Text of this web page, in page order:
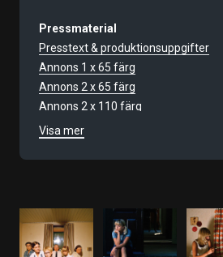
Pressmaterial
Presstext & produktionsuppgifter
Annons 1 x 65 färg
Annons 2 x 65 färg
Annons 2 x 110 färg
Annons 2 x 20 färg
Visa mer